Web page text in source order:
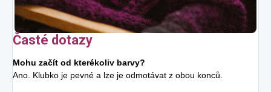
Časté dotazy
Mohu začít od kterékoliv barvy?
Ano. Klubko je pevné a lze je odmotávat z obou konců.